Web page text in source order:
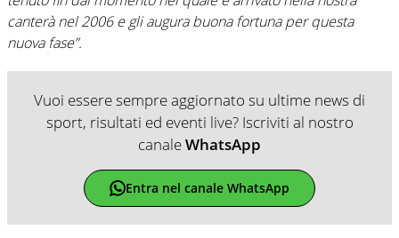
canterà nel 2006 e gli augura buona fortuna per questa
nuova fase”.
Vuoi essere sempre aggiornato su ultime news di
sport, risultati ed eventi live? Iscriviti al nostro
canaleWhatsApp
Entra nel canale WhatsApp